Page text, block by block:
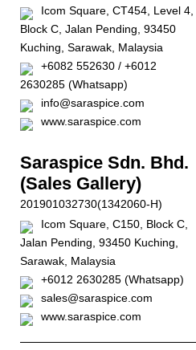
Icom Square, CT454, Level 4,
Block C, Jalan Pending, 93450
Kuching, Sarawak, Malaysia
+6082 552630 / +6012
2630285 (Whatsapp)
info@saraspice.com
www.saraspice.com
Saraspice Sdn. Bhd.
(Sales Gallery)
201901032730(1342060-H)
Icom Square, C150, Block C,
Jalan Pending, 93450 Kuching,
Sarawak, Malaysia
+6012 2630285 (Whatsapp)
sales@saraspice.com
www.saraspice.com